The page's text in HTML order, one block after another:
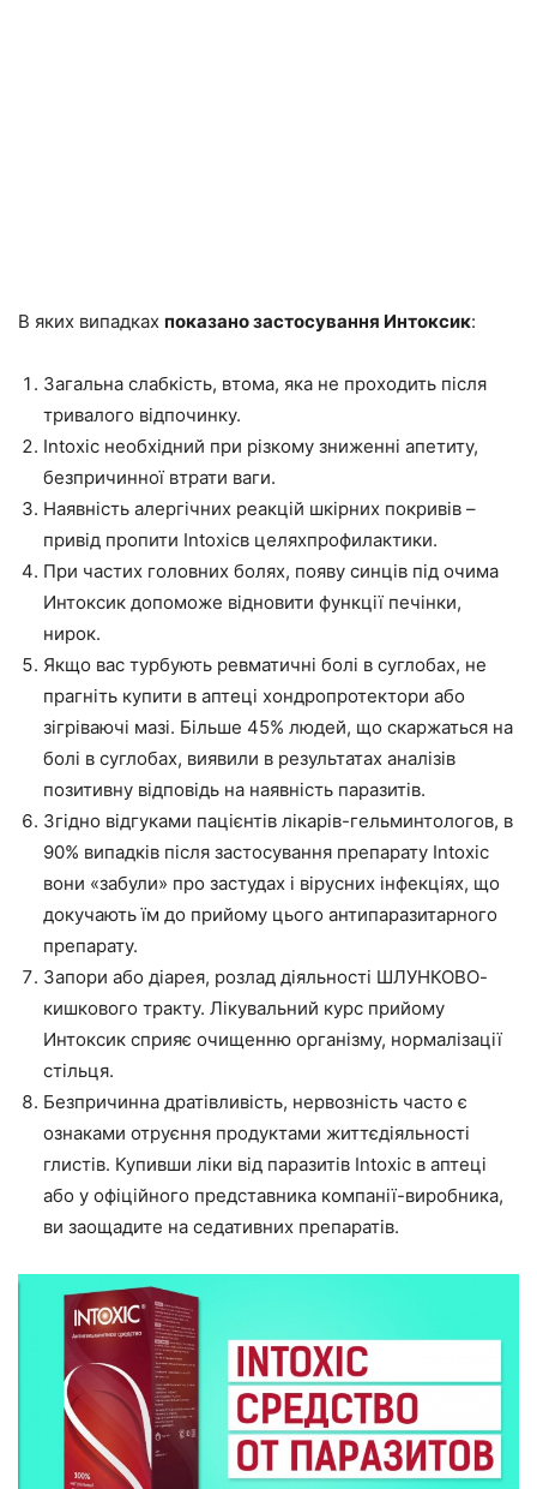
В яких випадках показано застосування Интоксик:
Загальна слабкість, втома, яка не проходить після
тривалого відпочинку.
Intoxic необхідний при різкому зниженні апетиту,
безпричинної втрати ваги.
Наявність алергічних реакцій шкірних покривів –
привід пропити Intoxicв целяхпрофилактики.
При частих головних болях, появу синців під очима
Интоксик допоможе відновити функції печінки,
нирок.
Якщо вас турбують ревматичні болі в суглобах, не
прагніть купити в аптеці хондропротектори або
зігріваючі мазі. Більше 45% людей, що скаржаться на
болі в суглобах, виявили в результатах аналізів
позитивну відповідь на наявність паразитів.
Згідно відгуками пацієнтів лікарів-гельминтологов, в
90% випадків після застосування препарату Intoxic
вони «забули» про застудах і вірусних інфекціях, що
докучають їм до прийому цього антипаразитарного
препарату.
Запори або діарея, розлад діяльності ШЛУНКОВО-
кишкового тракту. Лікувальний курс прийому
Интоксик сприяє очищенню організму, нормалізації
стільця.
Безпричинна дратівливість, нервозність часто є
ознаками отруєння продуктами життєдіяльності
глистів. Купивши ліки від паразитів Intoxic в аптеці
або у офіційного представника компанії-виробника,
ви заощадите на седативних препаратів.